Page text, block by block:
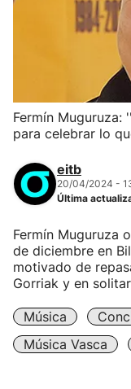
Fermín Muguruza:
para celebrar lo
eitb
20/04/2024 -
Última
Fermín Muguruza
de diciembre en
motivado de
Gorriak y en
Música
Música Vasca